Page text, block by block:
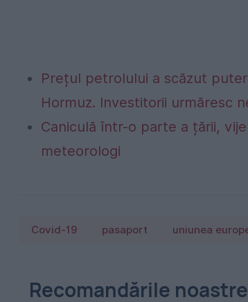
Prețul petrolului a scăzut
Hormuz. Investitorii urmăresc
Caniculă într-o parte a țării,
meteorologi
Covid-19 pasaport uniunea
Recomandările noastre